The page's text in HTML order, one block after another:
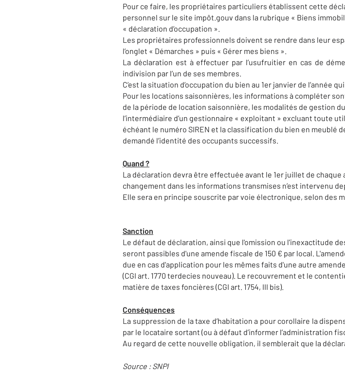
Pour ce faire, les propriétaires particuliers établissent cette
personnel sur le site impôt.gouv dans la rubrique « Biens
« déclaration d’occupation ».
Les propriétaires professionnels doivent se rendre dans leur
l’onglet « Démarches » puis « Gérer mes biens ».
La déclaration est à effectuer par l’usufruitier en cas de
indivision par l’un de ses membres.
C’est la situation d’occupation du bien au 1er janvier de l’année
Pour les locations saisonnières, les informations à compléter
de la période de location saisonnière, les modalités de gestion
l’intermédiaire d’un gestionnaire « exploitant » excluant toute
échéant le numéro SIREN et la classification du bien en meublé
demandé l’identité des occupants successifs.
Quand ?
La déclaration devra être effectuée avant le 1er juillet de chaque
changement dans les informations transmises n’est intervenu
Elle sera en principe souscrite par voie électronique, selon des
Sanction
Le défaut de déclaration, ainsi que l'omission ou l'inexactitude
seront passibles d'une amende fiscale de 150 € par local.
due en cas d'application pour les mêmes faits d'une autre
(CGI art. 1770 terdecies nouveau). Le recouvrement et le
matière de taxes foncières (CGI art. 1754, III bis).
Conséquences
La suppression de la taxe d’habitation a pour corollaire la
par le locataire sortant (ou à défaut d’informer l’administration
Au regard de cette nouvelle obligation, il semblerait que la
Source : SNPI